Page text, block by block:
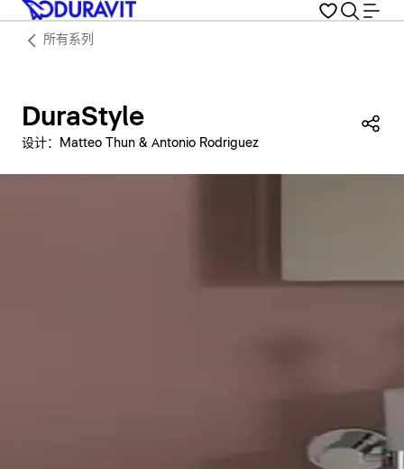
所有系列
DuraStyle
设计：Matteo Thun & Antonio Rodriguez
分